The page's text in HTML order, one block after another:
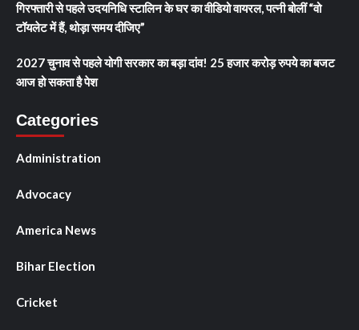
गिरफ्तारी से पहले उदयनिधि स्टालिन के घर का वीडियो वायरल, पत्नी बोलीं “वो
टॉयलेट में हैं, थोड़ा समय दीजिए”
2027 चुनाव से पहले योगी सरकार का बड़ा दांव! 25 हजार करोड़ रुपये का बजट
आज हो सकता है पेश
Categories
Administration
Advocacy
America News
Bihar Election
Cricket